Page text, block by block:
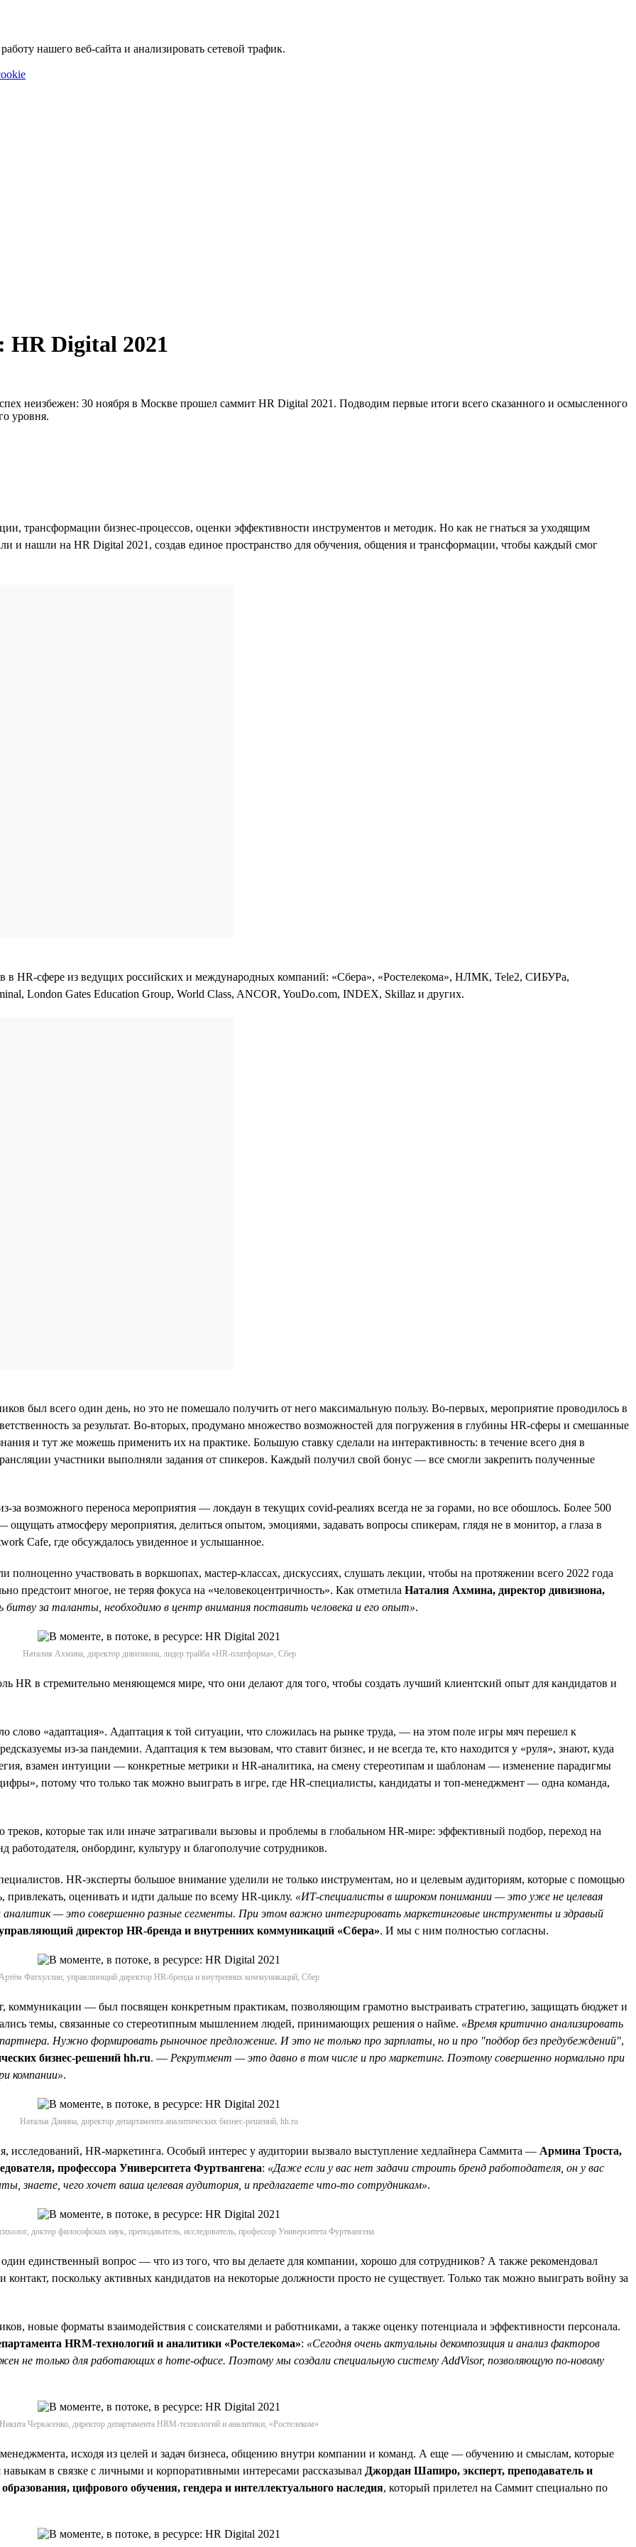
нашего веб-сайта и анализировать сетевой трафик.
HR Digital 2021
неизбежен: 30 ноября в Москве прошел саммит HR Digital 2021. Подводим первые итоги всего сказанного и осмысленного
уровня.
трансформации бизнес-процессов, оценки эффективности инструментов и методик. Но как не гнаться за уходящим
и нашли на HR Digital 2021, создав единое пространство для обучения, общения и трансформации, чтобы каждый смог
HR-сфере из ведущих российских и международных компаний: «Сбера», «Ростелекома», НЛМК, Tele2, СИБУРа,
London Gates Education Group, World Class, ANCOR, YouDo.com, INDEX, Skillaz и других.
был всего один день, но это не помешало получить от него максимальную пользу. Во-первых, мероприятие проводилось в
за результат. Во-вторых, продумано множество возможностей для погружения в глубины HR-сферы и смешанные
и тут же можешь применить их на практике. Большую ставку сделали на интерактивность: в течение всего дня в
участники выполняли задания от спикеров. Каждый получил свой бонус — все смогли закрепить полученные
возможного переноса мероприятия — локдаун в текущих covid-реалиях всегда не за горами, но все обошлось. Более 500
атмосферу мероприятия, делиться опытом, эмоциями, задавать вопросы спикерам, глядя не в монитор, а глаза в
Cafe, где обсуждалось увиденное и услышанное.
участвовать в воркшопах, мастер-классах, дискуссиях, слушать лекции, чтобы на протяжении всего 2022 года
предстоит многое, не теряя фокуса на «человекоцентричность». Как отметила Наталия Ахмина, директор дивизиона,
за таланты, необходимо в центр внимания поставить человека и его опыт».
Наталия Ахмина, директор дивизиона, лидер трайба «HR-платформа», Сбер
HR в стремительно меняющемся мире, что они делают для того, чтобы создать лучший клиентский опыт для кандидатов и
слово «адаптация». Адаптация к той ситуации, что сложилась на рынке труда, — на этом поле игры мяч перешел к
из-за пандемии. Адаптация к тем вызовам, что ставит бизнес, и не всегда те, кто находится у «руля», знают, куда
взамен интуиции — конкретные метрики и HR-аналитика, на смену стереотипам и шаблонам — изменение парадигмы
потому что только так можно выиграть в игре, где HR-специалисты, кандидаты и топ-менеджмент — одна команда,
которые так или иначе затрагивали вызовы и проблемы в глобальном HR-мире: эффективный подбор, переход на
онбординг, культуру и благополучие сотрудников.
HR-эксперты большое внимание уделили не только инструментам, но и целевым аудиториям, которые с помощью
привлекать, оценивать и идти дальше по всему HR-циклу. «ИТ-специалисты в широком понимании — это уже не целевая
аналитик — это совершенно разные сегменты. При этом важно интегрировать маркетинговые инструменты и здравый
директор HR-бренда и внутренних коммуникаций «Сбера». И мы с ним полностью согласны.
Фатхуллин, управляющий директор HR-бренда и внутренних коммуникаций, Сбер
— был посвящен конкретным практикам, позволяющим грамотно выстраивать стратегию, защищать бюджет и
темы, связанные со стереотипным мышлением людей, принимающих решения о найме. «Время критично анализировать
партнера. Нужно формировать рыночное предложение. И это не только про зарплаты, но и про "подбор без предубеждений",
бизнес-решений hh.ru. — Рекрутмент — это давно в том числе и про маркетинг. Поэтому совершенно нормально при
компании».
Наталья Данина, директор департамента аналитических бизнес-решений, hh.ru
исследований, HR-маркетинга. Особый интерес у аудитории вызвало выступление хедлайнера Саммита — Армина Троста,
профессора Университета Фуртвангена: «Даже если у вас нет задачи строить бренд работодателя, он у вас
знаете, чего хочет ваша целевая аудитория, и предлагаете что-то сотрудникам».
доктор философских наук, преподаватель, исследователь, профессор Университета Фуртвангена
единственный вопрос — что из того, что вы делаете для компании, хорошо для сотрудников? А также рекомендовал
поскольку активных кандидатов на некоторые должности просто не существует. Только так можно выиграть войну за
новые форматы взаимодействия с соискателями и работниками, а также оценку потенциала и эффективности персонала.
HRM-технологий и аналитики «Ростелекома»: «Сегодня очень актуальны декомпозиция и анализ факторов
не только для работающих в home-офисе. Поэтому мы создали специальную систему AddVisor, позволяющую по-новому
Никита Черкасенко, директор департамента HRM-технологий и аналитики, «Ростелеком»
исходя из целей и задач бизнеса, общению внутри компании и команд. А еще — обучению и смыслам, которые
в связке с личными и корпоративными интересами рассказывал Джордан Шапиро, эксперт, преподаватель и
цифрового обучения, гендера и интеллектуального наследия, который прилетел на Саммит специально по